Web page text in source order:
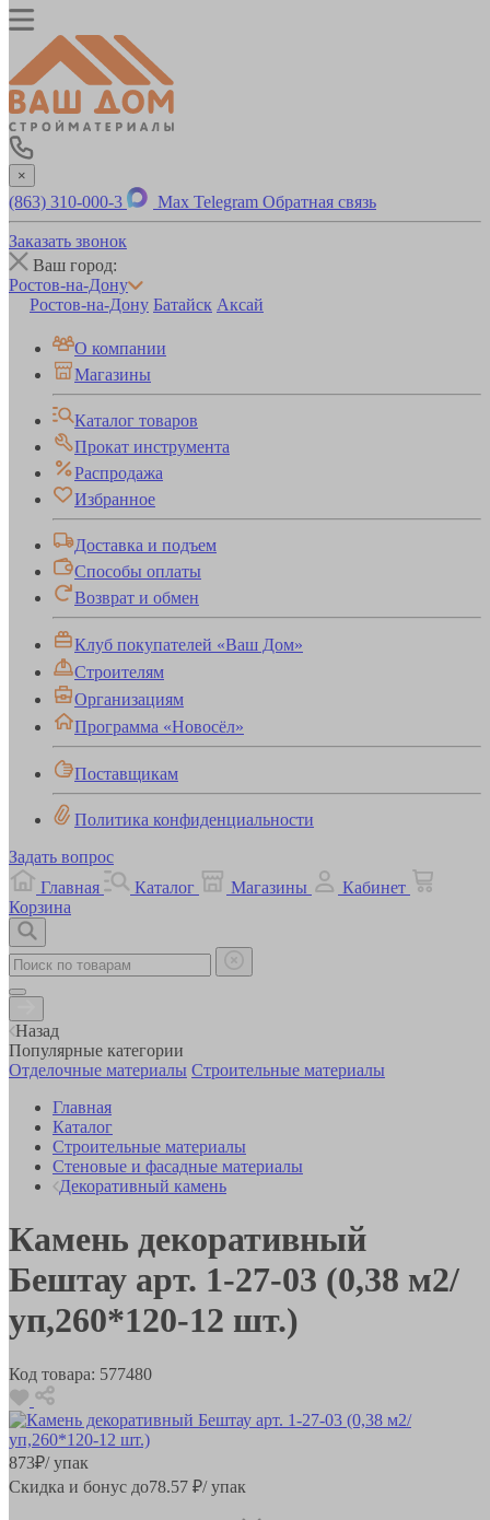
×
(863) 310-000-3 Max Telegram Обратная связь
Заказать звонок
Ваш город:
Ростов-на-Дону
Ростов-на-Дону Батайск Аксай
О компании
Магазины
Каталог товаров
Прокат инструмента
Распродажа
Избранное
Доставка и подъем
Способы оплаты
Возврат и обмен
Клуб покупателей «Ваш Дом»
Строителям
Организациям
Программа «Новосёл»
Поставщикам
Политика конфиденциальности
Задать вопрос
Главная
Каталог Магазины
Кабинет
Корзина
Назад
Популярные категории
Отделочные материалы Строительные материалы
Главная
Каталог
Строительные материалы
Стеновые и фасадные материалы
Декоративный камень
Камень декоративный
Бештау арт. 1-27-03 (0,38 м2/
уп,260*120-12 шт.)
Код товара: 577480
873₽/ упак
Скидка и бонус до78.57 ₽/ упак